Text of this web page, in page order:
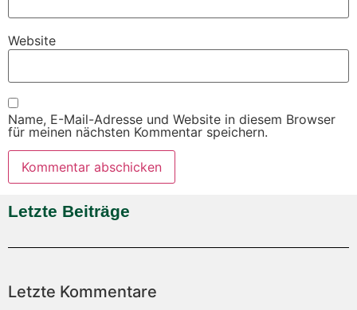
Website
Name, E-Mail-Adresse und Website in diesem Browser
für meinen nächsten Kommentar speichern.
Letzte Beiträge
Letzte Kommentare